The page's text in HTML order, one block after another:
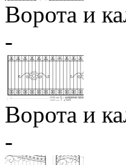
Ворота и
-
Ворота и
-